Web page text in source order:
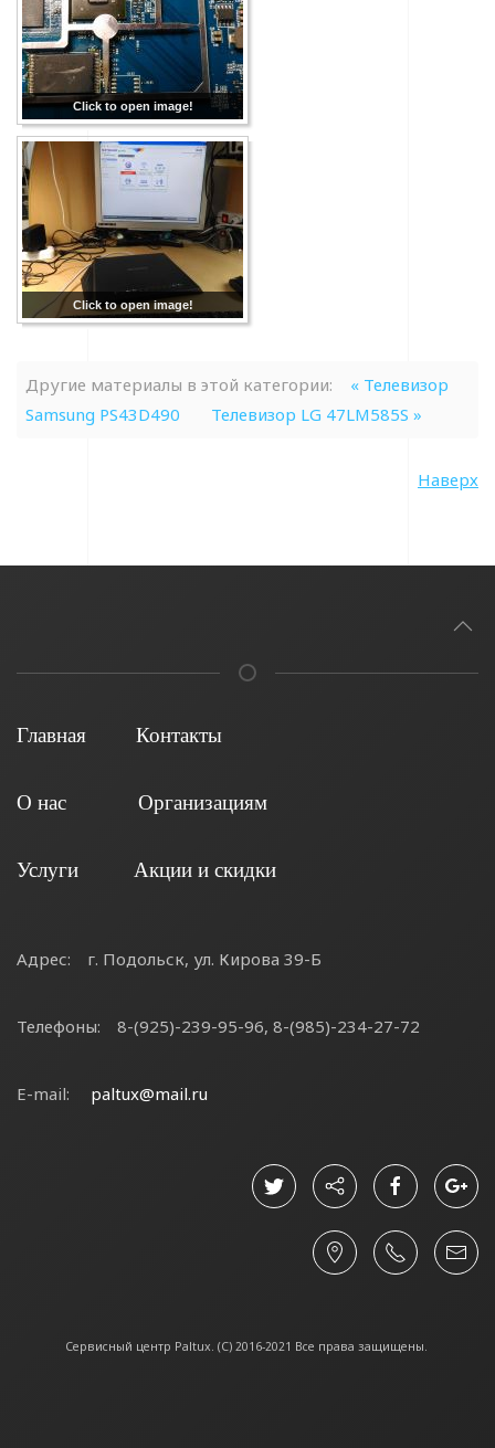
Click to open image!
Click to open image!
Другие материалы в этой категории:
« Телевизор
Samsung PS43D490
Телевизор LG 47LM585S »
Наверх
Главная Контакты
О нас Организациям
Услуги Акции и скидки
Адрес: г. Подольск, ул. Кирова 39-Б
Телефоны: 8-(925)-239-95-96, 8-(985)-234-27-72
E-mail: paltux@mail.ru
Сервисный центр Paltux. (С) 2016-2021 Все права защищены.